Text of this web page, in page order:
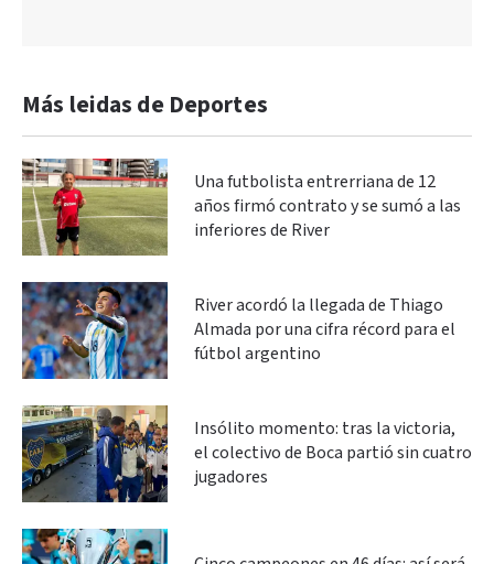
Más leidas de Deportes
Una futbolista entrerriana de 12
años firmó contrato y se sumó a las
inferiores de River
River acordó la llegada de Thiago
Almada por una cifra récord para el
fútbol argentino
Insólito momento: tras la victoria,
el colectivo de Boca partió sin cuatro
jugadores